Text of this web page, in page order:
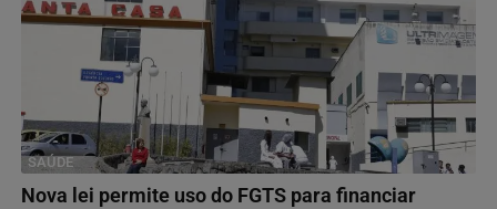
SAÚDE
Nova lei permite uso do FGTS para financiar